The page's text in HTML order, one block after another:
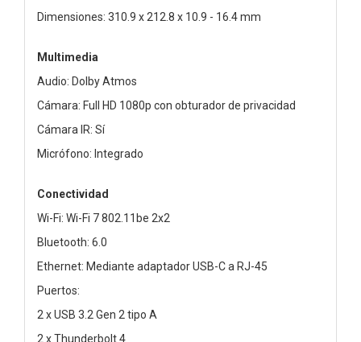
Dimensiones: 310.9 x 212.8 x 10.9 - 16.4 mm
Multimedia
Audio: Dolby Atmos
Cámara: Full HD 1080p con obturador de privacidad
Cámara IR: Sí
Micrófono: Integrado
Conectividad
Wi-Fi: Wi-Fi 7 802.11be 2x2
Bluetooth: 6.0
Ethernet: Mediante adaptador USB-C a RJ-45
Puertos:
2 x USB 3.2 Gen 2 tipo A
2 x Thunderbolt 4